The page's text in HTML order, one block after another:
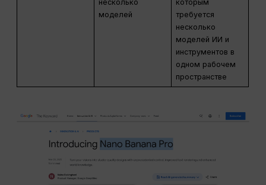
несколько
моделей
которым
требуется
несколько
моделей ИИ и
инструментов в
одном рабочем
пространстве